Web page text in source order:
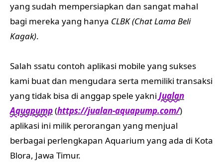
yang sudah mempersiapkan dan sangat mahal
bagi mereka yang hanya CLBK (Chat Lama Beli
Kagak).
Salah ssatu contoh aplikasi mobile yang sukses
kami buat dan mengudara serta memiliki transaksi
yang tidak bisa di anggap spele yakni Jualan
Aquapump(https://jualan-aquapump.com/)
aplikasi ini milik perorangan yang menjual
berbagai perlengkapan Aquarium yang ada di Kota
Blora, Jawa Timur.